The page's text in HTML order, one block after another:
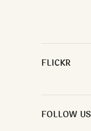
FLICKR
FOLLOW US